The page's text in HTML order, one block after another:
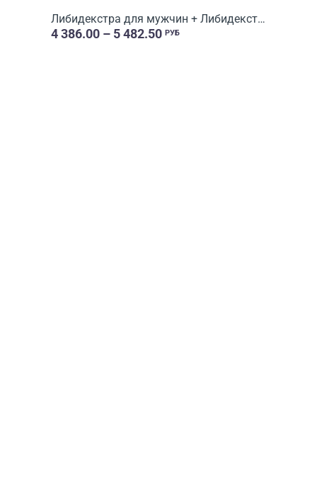
Либидекстра для мужчин + Либидекстра для женщин
4 386.00 – 5 482.50 РУБ